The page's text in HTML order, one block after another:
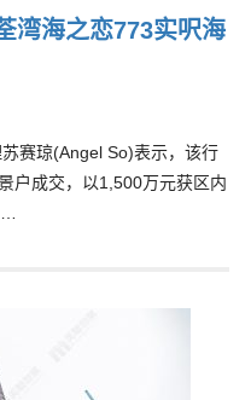
湾海之恋773实呎海
赛琼(Angel So)表示，该行
户成交，以1,500万元获区内